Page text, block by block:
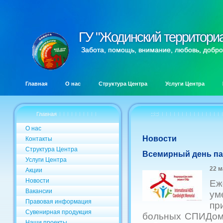
ГУ "Жодинский
ГУ "Жодинский
Забота, помощь, внимание, любовь, добро
Главная О нас Структура Центра Услуги Центра
Главная
О нас
Контакты
Структура Центра
Услуги Центра
Акции
Новости
Вакансии
Правовая информация
Сувенирная продукция
:: ::
Новости
Всемирный день
22
больных СПИДом